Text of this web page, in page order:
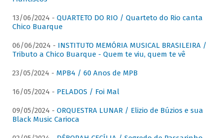
13/06/2024 - QUARTETO DO RIO / Quarteto do Rio canta
Chico Buarque
06/06/2024 - INSTITUTO MEMÓRIA MUSICAL BRASILEIRA /
Tributo a Chico Buarque - Quem te viu, quem te vê
23/05/2024 - MPB4 / 60 Anos de MPB
16/05/2024 - PELADOS / Foi Mal
09/05/2024 - ORQUESTRA LUNAR / Elizio de Búzios e sua
Black Music Carioca